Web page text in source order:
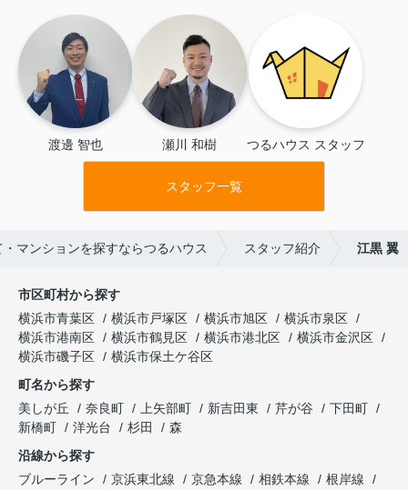
渡邊 智也 瀬川 和樹 つるハウス スタッフ
スタッフ一覧
マンションを探すならつるハウス スタッフ紹介 江黒 翼
市区町村から探す
横浜市青葉区
横浜市戸塚区 横浜市旭区
横浜市泉区
横浜市港南区
横浜市鶴見区 横浜市港北区
横浜市金沢区
横浜市磯子区
横浜市保土ケ谷区
町名から探す
美しが丘
奈良町 上矢部町 新吉田東 芹が谷
下田町
新橋町
洋光台 杉田
森
沿線から探す
ブルーライン
京浜東北線 京急本線 相鉄本線
根岸線